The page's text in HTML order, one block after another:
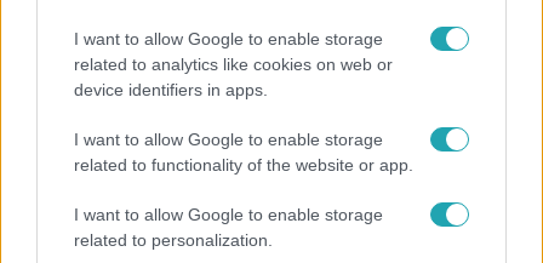
I want to allow Google to enable storage
related to analytics like cookies on web or
device identifiers in apps.
I want to allow Google to enable storage
related to functionality of the website or app.
I want to allow Google to enable storage
related to personalization.